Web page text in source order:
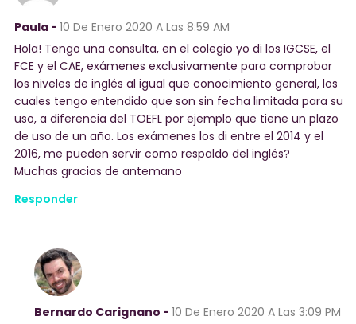
Paula - 10 De Enero 2020 A Las 8:59 AM
Hola! Tengo una consulta, en el colegio yo di los IGCSE, el
FCE y el CAE, exámenes exclusivamente para comprobar
los niveles de inglés al igual que conocimiento general, los
cuales tengo entendido que son sin fecha limitada para su
uso, a diferencia del TOEFL por ejemplo que tiene un plazo
de uso de un año. Los exámenes los di entre el 2014 y el
2016, me pueden servir como respaldo del inglés?
Muchas gracias de antemano
Responder
Bernardo Carignano - 10 De Enero 2020 A Las 3:09 PM